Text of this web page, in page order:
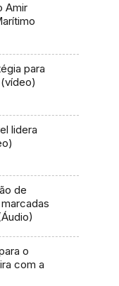
Amir
para
lidera
de
o
com a